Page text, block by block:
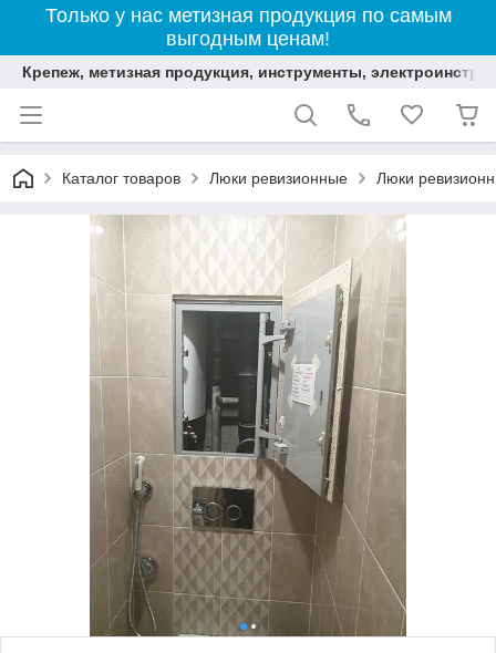
Только у нас метизная продукция по самым
выгодным ценам!
Крепеж, метизная продукция, инструменты,
Каталог товаров Люки ревизионные Люки